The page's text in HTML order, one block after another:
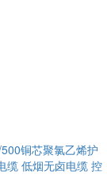
铜芯聚氯乙烯护
缆低烟无卤电缆 控